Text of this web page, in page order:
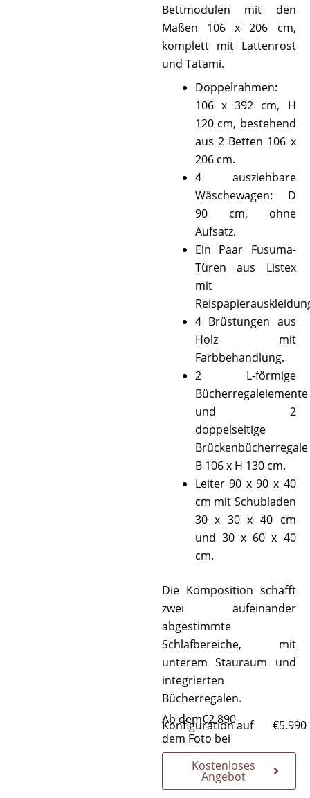
Bettmodulen mit den
Maßen 106 x 206 cm,
komplett mit Lattenrost
und Tatami.
Doppelrahmen:
106 x 392 cm, H
120 cm, bestehend
aus 2 Betten 106 x
206 cm.
4 ausziehbare
Wäschewagen: D
90 cm, ohne
Aufsatz.
Ein Paar Fusuma-
Türen aus Listex
mit
4 Brüstungen aus
Holz mit
Farbbehandlung.
2 L-förmige
Bücherregalelemente
und 2
doppelseitige
Brückenbücherregale
B 106 x H 130 cm.
Leiter 90 x 90 x 40
cm mit Schubladen
30 x 30 x 40 cm
und 30 x 60 x 40
cm.
Die Komposition schafft
zwei aufeinander
abgestimmte
Schlafbereiche, mit
unterem Stauraum und
integrierten
Bücherregalen.
Ab dem€2.890
Konfiguration auf
dem Foto bei
€5.990
Kostenloses
Angebot